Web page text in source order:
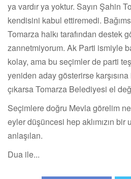
ya vardır ya yoktur. Sayın Şahin
kendisini kabul ettiremedi.
Tomarza halkı tarafından destek
zannetmiyorum. Ak Parti ismiyle
kolay, ama bu seçimler de parti
yeniden aday gösterirse
çıkarsa Tomarza Belediyesi el
Seçimlere doğru Mevla görelim
eyler düşüncesi hep aklımızın bir
anlaşılan.
Dua ile...